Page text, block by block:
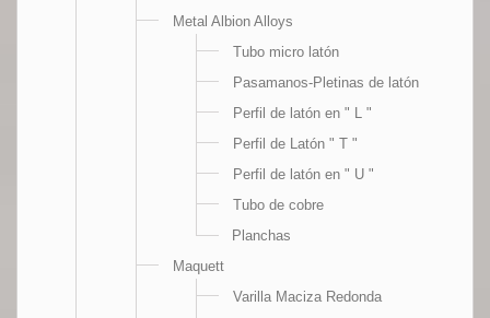
Metal Albion Alloys
Tubo micro latón
Pasamanos-Pletinas de latón
Perfil de latón en " L "
Perfil de Latón " T "
Perfil de latón en " U "
Tubo de cobre
Planchas
Maquett
Varilla Maciza Redonda